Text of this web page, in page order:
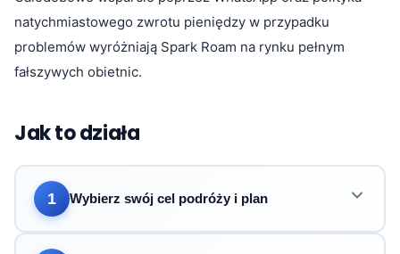
natychmiastowego zwrotu pieniędzy w przypadku
problemów wyróżniają Spark Roam na rynku pełnym
fałszywych obietnic.
Jak to działa
1 Wybierz swój cel podróży i plan